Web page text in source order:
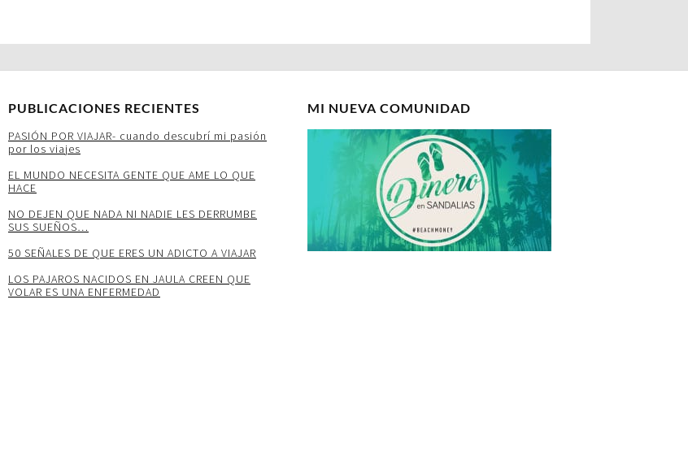
PUBLICACIONES RECIENTES
PASIÓN POR VIAJAR- cuando descubrí mi pasión
por los viajes
EL MUNDO NECESITA GENTE QUE AME LO QUE
HACE
NO DEJEN QUE NADA NI NADIE LES DERRUMBE
SUS SUEÑOS…
50 SEÑALES DE QUE ERES UN ADICTO A VIAJAR
LOS PAJAROS NACIDOS EN JAULA CREEN QUE
VOLAR ES UNA ENFERMEDAD
MI NUEVA COMUNIDAD